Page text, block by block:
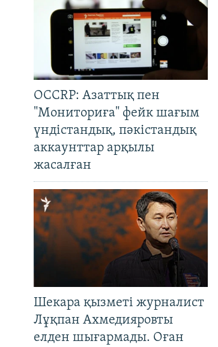
OCCRP: Азаттық пен
"Мониториға" фейк шағым
үндістандық, пәкістандық
аккаунттар арқылы
жасалған
Шекара қызметі журналист
Лұқпан Ахмедияровты
елден шығармады. Оған